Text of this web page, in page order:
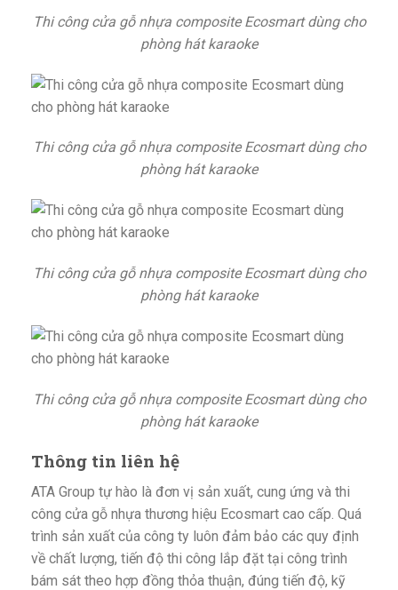
Thi công cửa gỗ nhựa composite Ecosmart dùng cho
phòng hát karaoke
Thi công cửa gỗ nhựa composite Ecosmart dùng cho
phòng hát karaoke
Thi công cửa gỗ nhựa composite Ecosmart dùng cho
phòng hát karaoke
Thi công cửa gỗ nhựa composite Ecosmart dùng cho
phòng hát karaoke
Thông tin liên hệ
ATA Group tự hào là đơn vị sản xuất, cung ứng và thi
công cửa gỗ nhựa thương hiệu Ecosmart cao cấp. Quá
trình sản xuất của công ty luôn đảm bảo các quy định
về chất lượng, tiến độ thi công lắp đặt tại công trình
bám sát theo hợp đồng thỏa thuận, đúng tiến độ, kỹ